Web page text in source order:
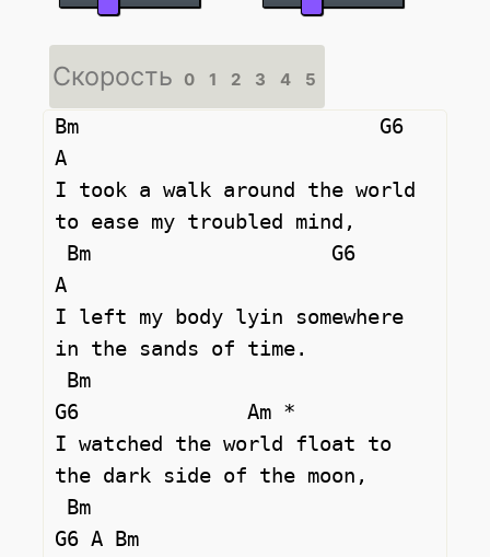
Скорость 0 1 2 3 4 5
Bm                         G6
A
I took a walk аround the world
to ease my troubled mind,
A
I left my bodу lyin somewhere
in the sands of time.
G6              Am *
I watched the world floаt to
the dark side of the moon,
G6 A Bm